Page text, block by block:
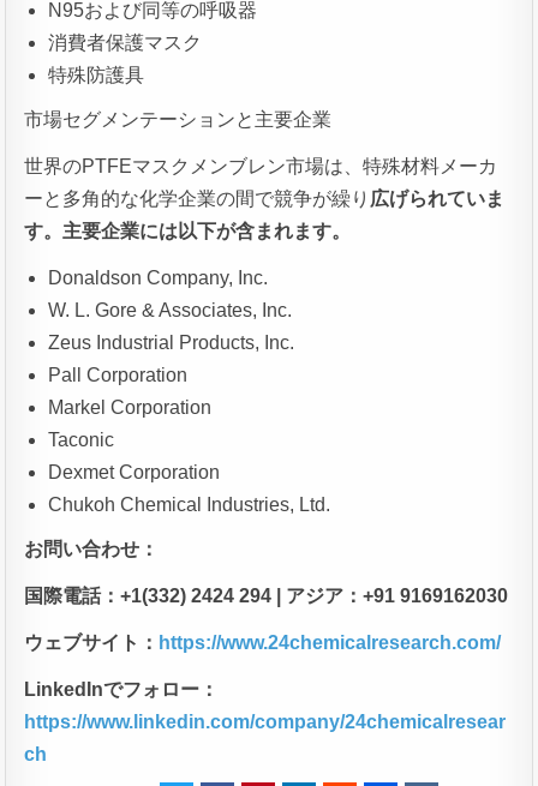
N95および同等の呼吸器
消費者保護マスク
特殊防護具
市場セグメンテーションと主要企業
世界のPTFEマスクメンブレン市場は、特殊材料メーカ
ーと多角的な化学企業の間で競争が繰り 広げられていま
す。主要企業には以下が含まれます。
Donaldson Company, Inc.
W. L. Gore & Associates, Inc.
Zeus Industrial Products, Inc.
Pall Corporation
Markel Corporation
Taconic
Dexmet Corporation
Chukoh Chemical Industries, Ltd.
お問い合わせ：
国際電話：+1(332) 2424 294 | アジア：+91 9169162030
ウェブサイト： https://www.24chemicalresearch.com/
LinkedInでフォロー：
https://www.linkedin.com/company/24chemicalresear
ch